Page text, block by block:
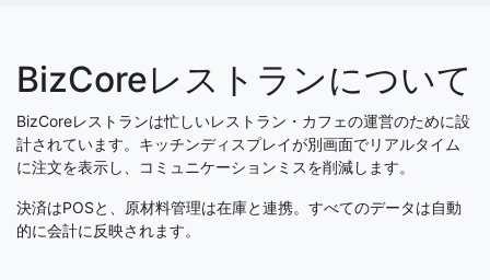
BizCoreレストランについて
BizCoreレストランは忙しいレストラン・カフェの運営のために設
計されています。キッチンディスプレイが別画面でリアルタイム
に注文を表示し、コミュニケーションミスを削減します。
決済はPOSと、原材料管理は在庫と連携。すべてのデータは自動
的に会計に反映されます。